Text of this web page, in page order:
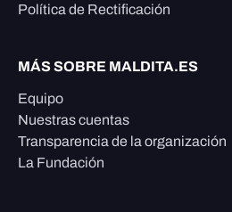
Política de Rectificación
MÁS SOBRE MALDITA.ES
Equipo
Nuestras cuentas
Transparencia de la organización
La Fundación